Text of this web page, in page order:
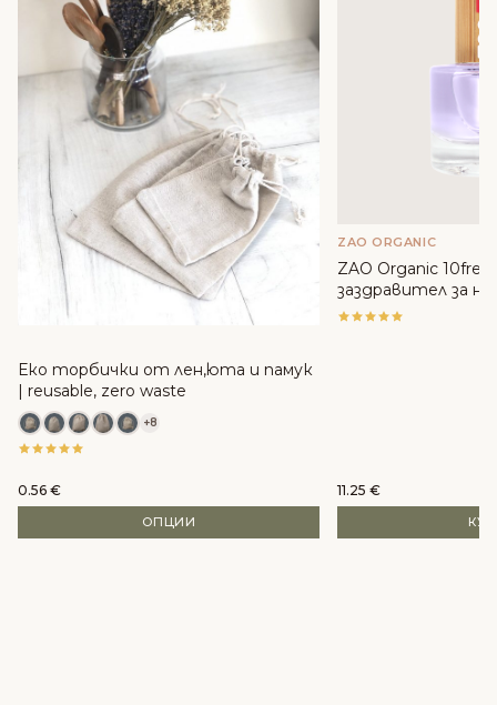
Еко торбички от лен,юта и памук
| reusable, zero waste
+8
0.56 €
ОПЦИИ
ZAO ORGANIC
ZAO Organic 10free
заздравител за
11.25 €